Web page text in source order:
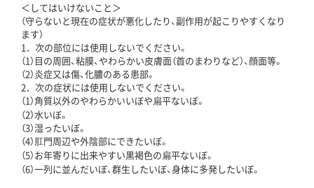
＜してはいけないこと＞
（守らないと現在の症状が悪化したり、副作用が起こりやすくなり
ます）
1．次の部位には使用しないでください。
（1）目の周囲、粘膜、やわらかい皮膚面（首のまわりなど）、顔面等。
（2）炎症又は傷、化膿のある患部。
2．次の症状には使用しないでください。
（1）角質以外のやわらかいいぼや扁平ないぼ。
（2）水いぼ。
（3）湿ったいぼ。
（4）肛門周辺や外陰部にできたいぼ。
（5）お年寄りに出来やすい黒褐色の扁平ないぼ。
（6）一列に並んだいぼ、群生したいぼ、身体に多発したいぼ。